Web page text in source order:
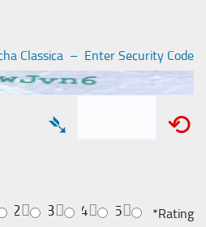
Classica – Enter Security Code
⟲
➴
Rating
*
5
4
3
2